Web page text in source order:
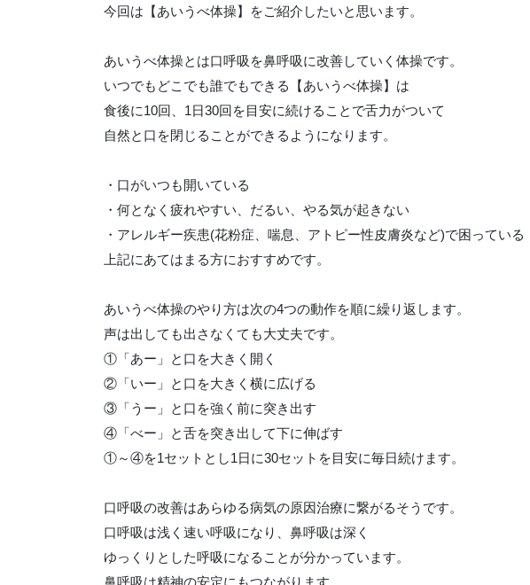
今回は【あいうべ体操】をご紹介したいと思います。
あいうべ体操とは口呼吸を鼻呼吸に改善していく体操です。
いつでもどこでも誰でもできる【あいうべ体操】は
食後に10回、1日30回を目安に続けることで舌力がついて
自然と口を閉じることができるようになります。
・口がいつも開いている
・何となく疲れやすい、だるい、やる気が起きない
・アレルギー疾患(花粉症、喘息、アトピー性皮膚炎など)で困っている
上記にあてはまる方におすすめです。
あいうべ体操のやり方は次の4つの動作を順に繰り返します。
声は出しても出さなくても大丈夫です。
①「あー」と口を大きく開く
②「いー」と口を大きく横に広げる
③「うー」と口を強く前に突き出す
④「べー」と舌を突き出して下に伸ばす
①～④を1セットとし1日に30セットを目安に毎日続けます。
口呼吸の改善はあらゆる病気の原因治療に繋がるそうです。
口呼吸は浅く速い呼吸になり、鼻呼吸は深く
ゆっくりとした呼吸になることが分かっています。
鼻呼吸は精神の安定にもつながります。